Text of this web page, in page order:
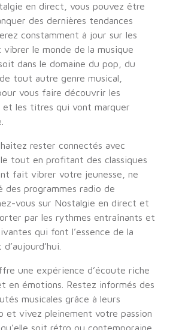
en direct, vous pouvez être
des dernières tendances
constamment à jour sur les
vibrer le monde de la musique
dans le domaine du pop, du
tout autre genre musical,
vous faire découvrir les
et les titres qui vont marquer
rester connectés avec
tout en profitant des classiques
fait vibrer votre jeunesse, ne
des programmes radio de
vous sur Nostalgie en direct et
par les rythmes entraînants et
qui font l’essence de la
une expérience d’écoute riche
en émotions. Restez informés des
musicales grâce à leurs
et vivez pleinement votre passion
soit rétro ou contemporaine.